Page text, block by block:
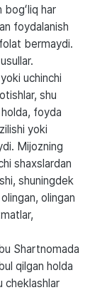
bogʻliq har
foydalanish
bermaydi.
uchinchi
shu
foyda
yoki
Mijozning
shaxslardan
shuningdek
olingan
Shartnomada
qilgan holda
cheklashlar